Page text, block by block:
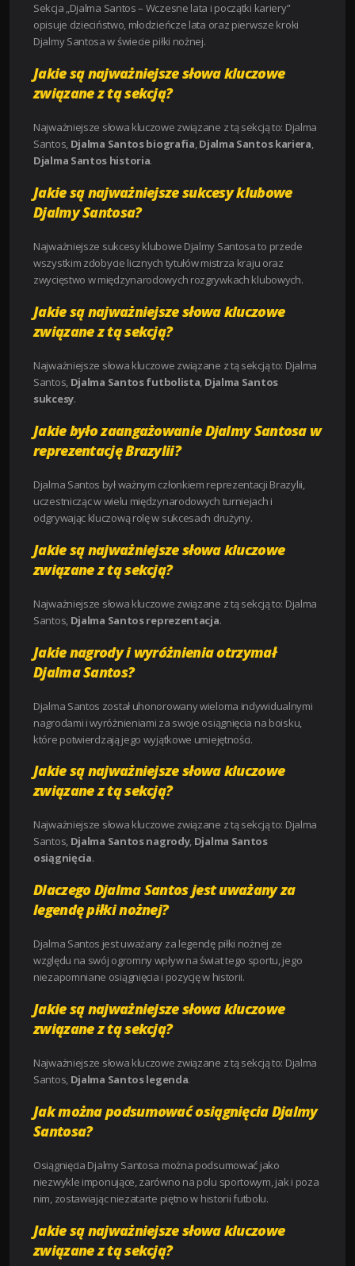
Sekcja „Djalma Santos – Wczesne lata i początki kariery”
opisuje dzieciństwo, młodzieńcze lata oraz pierwsze kroki
Djalmy Santosa w świecie piłki nożnej.
Jakie są najważniejsze słowa kluczowe
związane z tą sekcją?
Najważniejsze słowa kluczowe związane z tą sekcją to: Djalma
Santos, Djalma Santos biografia,Djalma Santos kariera,
Djalma Santos historia.
Jakie są najważniejsze sukcesy klubowe
Djalmy Santosa?
Najważniejsze sukcesy klubowe Djalmy Santosa to przede
wszystkim zdobycie licznych tytułów mistrza kraju oraz
zwycięstwo w międzynarodowych rozgrywkach klubowych.
Jakie są najważniejsze słowa kluczowe
związane z tą sekcją?
Najważniejsze słowa kluczowe związane z tą sekcją to: Djalma
Santos, Djalma Santos futbolista, Djalma Santos
sukcesy.
Jakie było zaangażowanie Djalmy Santosa w
reprezentację Brazylii?
Djalma Santos był ważnym członkiem reprezentacji Brazylii,
uczestnicząc w wielu międzynarodowych turniejach i
odgrywając kluczową rolę w sukcesach drużyny.
Jakie są najważniejsze słowa kluczowe
związane z tą sekcją?
Najważniejsze słowa kluczowe związane z tą sekcją to: Djalma
Santos, Djalma Santos reprezentacja.
Jakie nagrody i wyróżnienia otrzymał
Djalma Santos?
Djalma Santos został uhonorowany wieloma indywidualnymi
nagrodami i wyróżnieniami za swoje osiągnięcia na boisku,
które potwierdzają jego wyjątkowe umiejętności.
Jakie są najważniejsze słowa kluczowe
związane z tą sekcją?
Najważniejsze słowa kluczowe związane z tą sekcją to: Djalma
Santos, Djalma Santos nagrody, Djalma Santos
osiągnięcia.
Dlaczego Djalma Santos jest uważany za
legendę piłki nożnej?
Djalma Santos jest uważany za legendę piłki nożnej ze
względu na swój ogromny wpływ na świat tego sportu, jego
niezapomniane osiągnięcia i pozycję w historii.
Jakie są najważniejsze słowa kluczowe
związane z tą sekcją?
Najważniejsze słowa kluczowe związane z tą sekcją to: Djalma
Santos, Djalma Santos legenda.
Jak można podsumować osiągnięcia Djalmy
Santosa?
Osiągnięcia Djalmy Santosa można podsumować jako
niezwykle imponujące, zarówno na polu sportowym, jak i poza
nim, zostawiając niezatarte piętno w historii futbolu.
Jakie są najważniejsze słowa kluczowe
związane z tą sekcją?